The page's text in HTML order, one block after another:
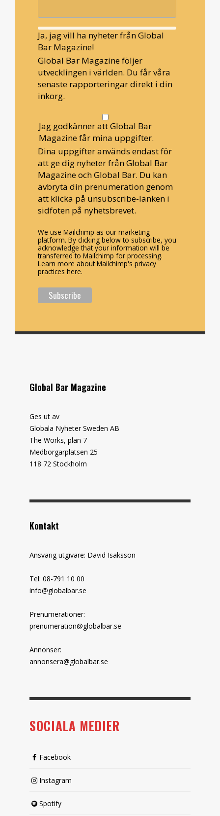
Ja, jag vill ha nyheter från Global
Bar Magazine!
Global Bar Magazine följer
utvecklingen i världen. Du får våra
senaste rapporteringar direkt i din
inkorg.
Jag godkänner att Global Bar
Magazine får mina uppgifter.
Dina uppgifter används endast för
att ge dig nyheter från Global Bar
Magazine och Global Bar. Du kan
avbryta din prenumeration genom
att klicka på unsubscribe-länken i
sidfoten på nyhetsbrevet.
We use Mailchimp as our marketing
platform. By clicking below to subscribe, you
acknowledge that your information will be
transferred to Mailchimp for processing.
Learn more about Mailchimp's privacy
practices here.
Global Bar Magazine
Ges ut av
Globala Nyheter Sweden AB
The Works, plan 7
Medborgarplatsen 25
118 72 Stockholm
Kontakt
Ansvarig utgivare: David Isaksson
Tel: 08-791 10 00
info@globalbar.se
Prenumerationer:
prenumeration@globalbar.se
Annonser:
annonsera@globalbar.se
SOCIALA MEDIER
Facebook
Instagram
Spotify